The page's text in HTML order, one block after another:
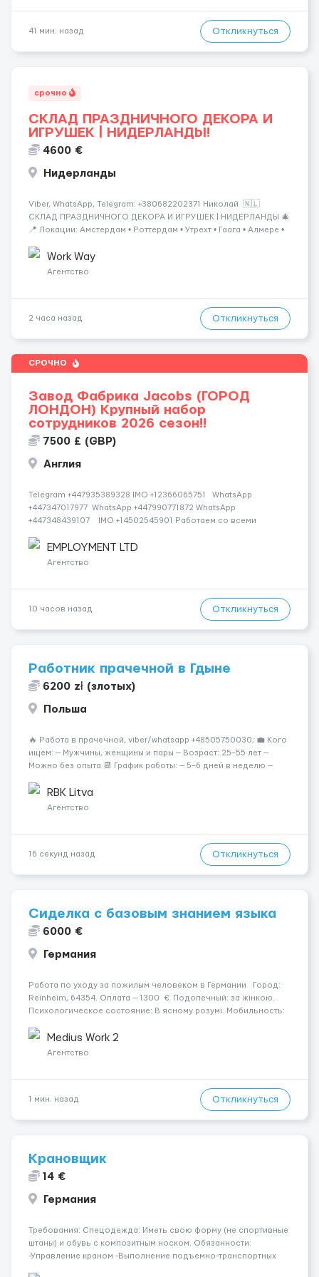
41 мин. назад Откликнуться
срочно
СКЛАД ПРАЗДНИЧНОГО ДЕКОРА И
ИГРУШЕК | НИДЕРЛАНДЫ!
4600 €
Нидерланды
Viber, WhatsApp, Telegram: +380682202371 Николай 🇳🇱
СКЛАД ПРАЗДНИЧНОГО ДЕКОРА И ИГРУШЕК | НИДЕРЛАНДЫ 🎄
📍 Локации: Амстердам • Роттердам • Утрехт • Гаага • Алмере •
занимающийся хранением и отправкой праз...
Work Way
Агентство
2 часа назад Откликнуться
СРОЧНО
Завод Фабрика Jacobs (ГОРОД
ЛОНДОН) Крупный набор
сотрудников 2026 сезон!!
7500 £ (GBP)
Англия
Telegram +447935389328 IMO +12366065751 WhatsApp
+447347017977 WhatsApp +447990771872 WhatsApp
+447348439107 IMO +14502545901 Работаем со всеми
СДЕЛАЙ СКРИНШОТ! Telegram:@Vitali_Novikovs Telegram
@Vitali...
EMPLOYMENT LTD
Агентство
10 часов назад Откликнуться
Работник прачечной в Гдыне
6200 zł (злотых)
Польша
🔥 Работа в прачечной, viber/whatsapp +48505750030; 💼 Кого
ищем: — Мужчины, женщины и пары — Возраст: 25–55 лет —
Можно без опыта 📆 График работы: — 5–6 дней в неделю —
18:0...RBK Litva
Агентство
16 секунд назад Откликнуться
Сиделка с базовым знанием языка
6000 €
Германия
Работа по уходу за пожилым человеком в Германии Город:
Reinheim, 64354. Оплата — 1300 €. Подопечный: за жінкою.
Психологическое состояние: В ясному розумі. Мобильность:
Прокидається один-два рази за ніч. &nb...
Medius Work 2
Агентство
1 мин. назад Откликнуться
Крановщик
14 €
Германия
Требования: Спецодежда: Иметь свою форму (не спортивные
штаны) и обувь с композитным носком. Обязанности:
-Управление краном -Выполнение подъемно-транспортных